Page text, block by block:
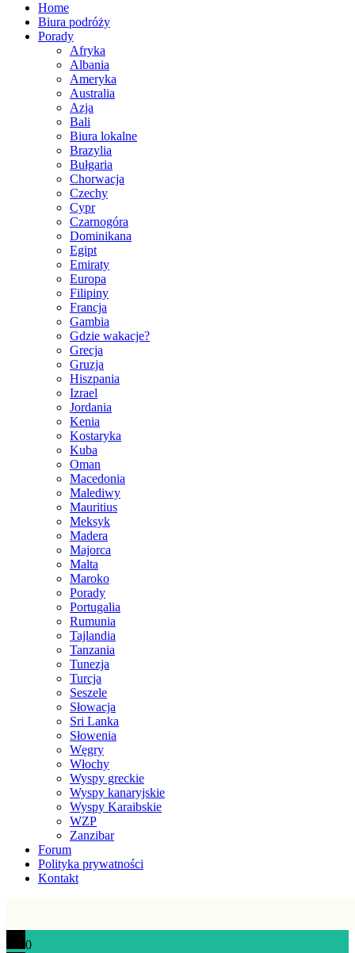
Home
Biura podróży
Porady
Afryka
Albania
Ameryka
Australia
Azja
Bali
Biura lokalne
Brazylia
Bułgaria
Chorwacja
Czechy
Cypr
Czarnogóra
Dominikana
Egipt
Emiraty
Europa
Filipiny
Francja
Gambia
Gdzie wakacje?
Grecja
Gruzja
Hiszpania
Izrael
Jordania
Kenia
Kostaryka
Kuba
Oman
Macedonia
Malediwy
Mauritius
Meksyk
Madera
Majorca
Malta
Maroko
Porady
Portugalia
Rumunia
Tajlandia
Tanzania
Tunezja
Turcja
Seszele
Słowacja
Sri Lanka
Słowenia
Węgry
Włochy
Wyspy greckie
Wyspy kanaryjskie
Wyspy Karaibskie
WZP
Zanzibar
Forum
Polityka prywatności
Kontakt
0